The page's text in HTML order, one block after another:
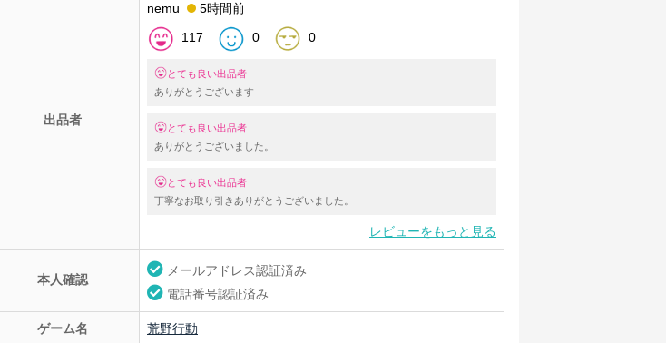
出品者
nemu 5時間前
117 0 0
とても良い出品者
ありがとうございます
とても良い出品者
ありがとうございました。
とても良い出品者
丁寧なお取り引きありがとうございました。
レビューをもっと見る
本人確認
メールアドレス認証済み
電話番号認証済み
ゲーム名 荒野行動